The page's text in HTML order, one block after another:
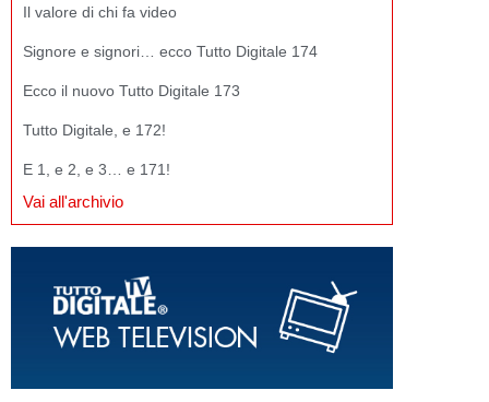
Il valore di chi fa video
Signore e signori… ecco Tutto Digitale 174
Ecco il nuovo Tutto Digitale 173
Tutto Digitale, e 172!
E 1, e 2, e 3… e 171!
Vai all'archivio